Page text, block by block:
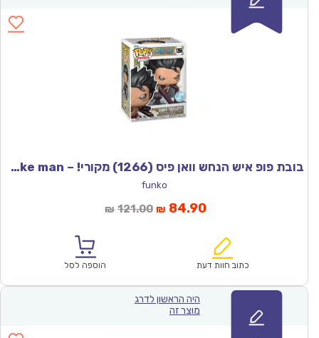
בובת פופ איש הנחש וואן פיס (1266) מקורי! – Funco snake man
funko
₪ 121.00המחיר
₪121.00.
₪ 84.90המחיר
הוא:
כתוב חוות דעת הוספה לסל
היה הראשון לדרג
מוצר זה